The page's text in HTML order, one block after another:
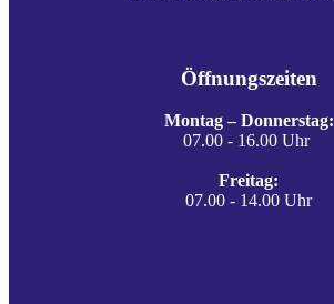
Öffnungszeiten
Montag – Donnerstag:
07.00 - 16.00 Uhr
Freitag:
07.00 - 14.00 Uhr